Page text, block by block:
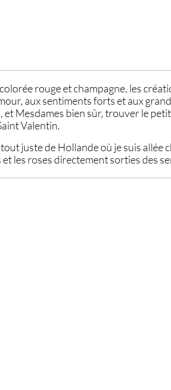
rouge et champagne, les
aux sentiments forts et aux
et Mesdames bien sûr, trouver le
Valentin.
juste de Hollande où je suis allée
et les roses directement sorties des